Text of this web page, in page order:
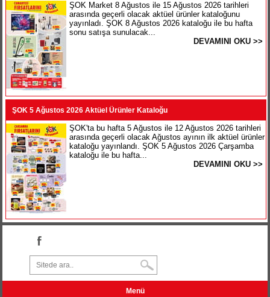
ŞOK Market 8 Ağustos ile 15 Ağustos 2026 tarihleri
arasında geçerli olacak aktüel ürünler kataloğunu
yayınladı. ŞOK 8 Ağustos 2026 kataloğu ile bu hafta
sonu satışa sunulacak...
DEVAMINI OKU >>
ŞOK 5 Ağustos 2026 Aktüel Ürünler Kataloğu
ŞOK'ta bu hafta 5 Ağustos ile 12 Ağustos 2026 tarihleri
arasında geçerli olacak Ağustos ayının ilk aktüel ürünler
kataloğu yayınlandı. ŞOK 5 Ağustos 2026 Çarşamba
kataloğu ile bu hafta...
DEVAMINI OKU >>
Menü